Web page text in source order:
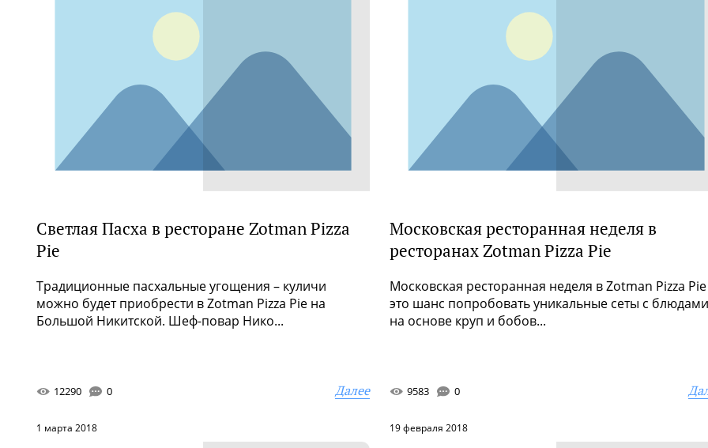
Светлая Пасха в ресторане Zotman Pizza
Pie
Традиционные пасхальные угощения – куличи
можно будет приобрести в Zotman Pizza Pie на
Большой Никитской. Шеф-повар Нико...
12290 0 Далее
Московская ресторанная неделя в
ресторанах Zotman Pizza Pie
Московская ресторанная неделя в Zotman Pizza
это шанс попробовать уникальные сеты с блюдами
на основе круп и бобов...
9583 0
1 марта 2018 19 февраля 2018